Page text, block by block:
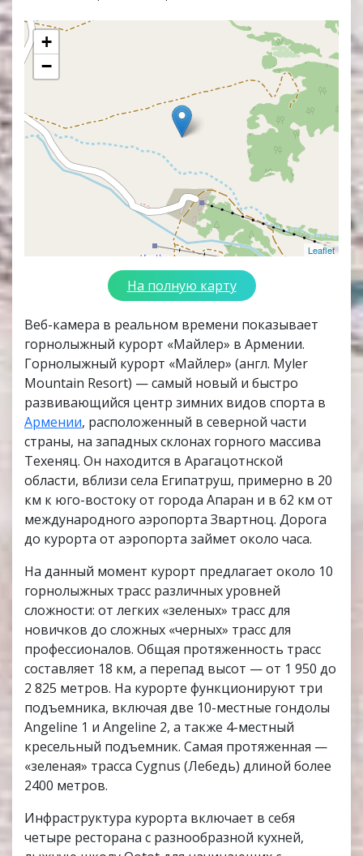
+
−
Leaflet
На полную карту
Веб-камера в реальном времени показывает
горнолыжный курорт «Майлер» в Армении.
Горнолыжный курорт «Майлер» (англ. Myler
Mountain Resort) — самый новый и быстро
развивающийся центр зимних видов спорта в
Армении, расположенный в северной части
страны, на западных склонах горного массива
Техеняц. Он находится в Арагацотнской
области, вблизи села Египатруш, примерно в 20
км к юго-востоку от города Апаран и в 62 км от
международного аэропорта Звартноц. Дорога
до курорта от аэропорта займет около часа.
На данный момент курорт предлагает около 10
горнолыжных трасс различных уровней
сложности: от легких «зеленых» трасс для
новичков до сложных «черных» трасс для
профессионалов. Общая протяженность трасс
составляет 18 км, а перепад высот — от 1 950 до
2 825 метров. На курорте функционируют три
подъемника, включая две 10-местные гондолы
Angeline 1 и Angeline 2, а также 4-местный
кресельный подъемник. Самая протяженная —
«зеленая» трасса Cygnus (Лебедь) длиной более
2400 метров.
Инфраструктура курорта включает в себя
четыре ресторана с разнообразной кухней,